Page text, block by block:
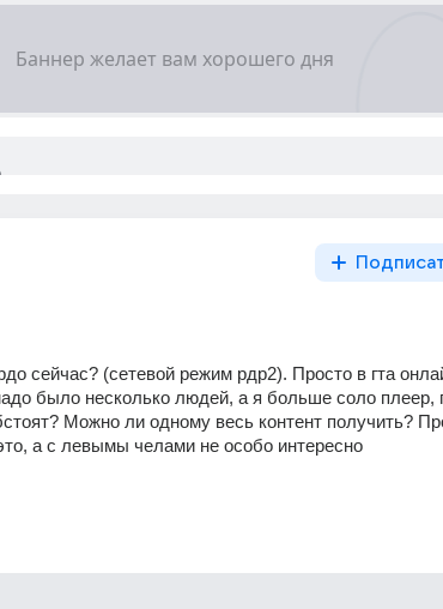
сейчас? (сетевой режим рдр2). Просто в гта
было несколько людей, а я больше соло плеер,
Можно ли одному весь контент получить?
а с левымы челами не особо интересно